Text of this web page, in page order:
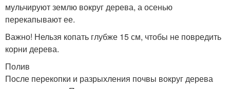
мульчируют землю вокруг дерева, а осенью
перекапывают ее.
Важно! Нельзя копать глубже 15 см, чтобы не повредить
корни дерева.
Полив
После перекопки и разрыхления почвы вокруг дерева